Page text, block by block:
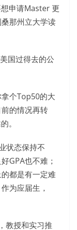
申请Master 更
那州立大学读
国过得去的公
个Top50的大
的情况再转
。
状态保持不
GPA也不难；
都是有一定难
为应届生，
教授和实习推